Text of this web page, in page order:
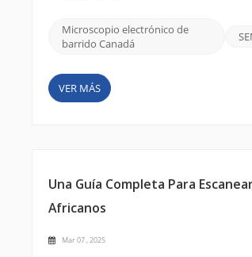
Microscopio electrónico de
barrido Canadá
VER MÁS
Una Guía Completa Para
Africanos
Mar 07 , 2025